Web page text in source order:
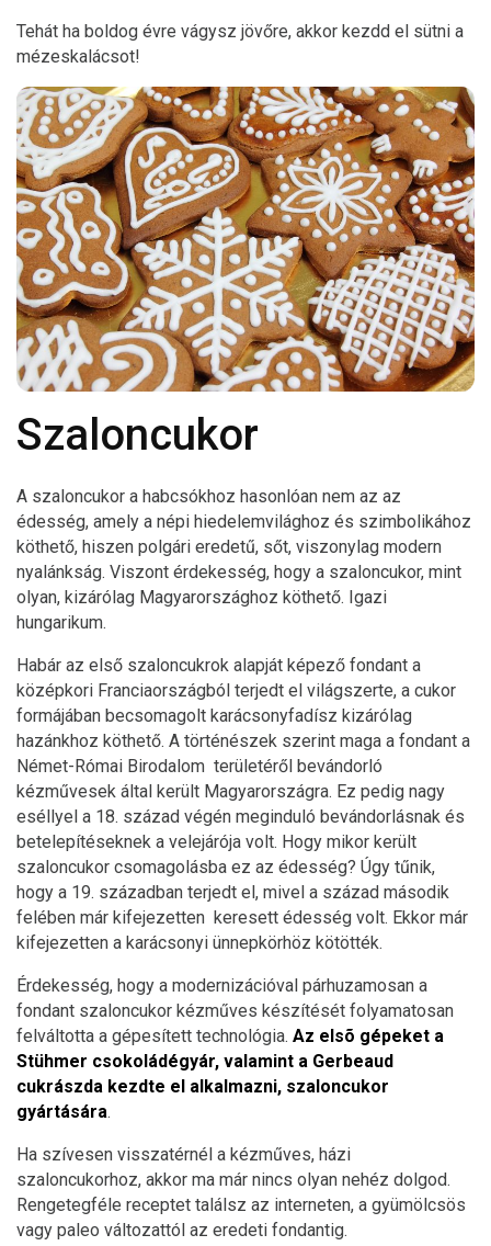
Tehát ha boldog évre vágysz jövőre, akkor kezdd el sütni a
mézeskalácsot!
Szaloncukor
A szaloncukor a habcsókhoz hasonlóan nem az az
édesség, amely a népi hiedelemvilághoz és szimbolikához
köthető, hiszen polgári eredetű, sőt, viszonylag modern
nyalánkság. Viszont érdekesség, hogy a szaloncukor, mint
olyan, kizárólag Magyarországhoz köthető. Igazi
hungarikum.
Habár az első szaloncukrok alapját képező fondant a
középkori Franciaországból terjedt el világszerte, a cukor
formájában becsomagolt karácsonyfadísz kizárólag
hazánkhoz köthető. A történészek szerint maga a fondant a
Német-Római Birodalom területéről bevándorló
kézművesek által került Magyarországra. Ez pedig nagy
eséllyel a 18. század végén meginduló bevándorlásnak és
betelepítéseknek a velejárója volt. Hogy mikor került
szaloncukor csomagolásba ez az édesség? Úgy tűnik,
hogy a 19. században terjedt el, mivel a század második
felében már kifejezetten keresett édesség volt. Ekkor már
kifejezetten a karácsonyi ünnepkörhöz kötötték.
Érdekesség, hogy a modernizációval párhuzamosan a
fondant szaloncukor kézműves készítését folyamatosan
felváltotta a gépesített technológia. Az elsõ gépeket a
Stühmer csokoládégyár, valamint a Gerbeaud
cukrászda kezdte el alkalmazni, szaloncukor
gyártására.
Ha szívesen visszatérnél a kézműves, házi
szaloncukorhoz, akkor ma már nincs olyan nehéz dolgod.
Rengetegféle receptet találsz az interneten, a gyümölcsös
vagy paleo változattól az eredeti fondantig.